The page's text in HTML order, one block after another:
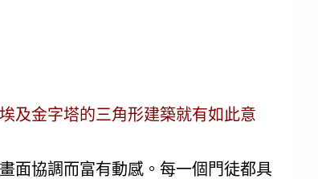
及金字塔的三角形建築就有如此意
面協調而富有動感。每一個門徒都具